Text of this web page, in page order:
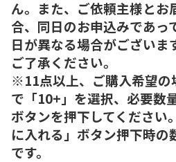
ん。また、ご依頼主様とお
合、同日のお申込みであっ
日が異なる場合がございま
ご了承ください。
※11点以上、ご購入希望の
で「10+」を選択、必要数
ボタンを押下してください
に入れる」ボタン押下時
です。